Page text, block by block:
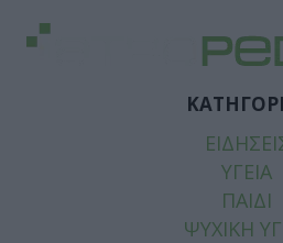
ΥΓΕΙΑ
ΠΑΙΔΙ
ΨΥΧΙΚΗ